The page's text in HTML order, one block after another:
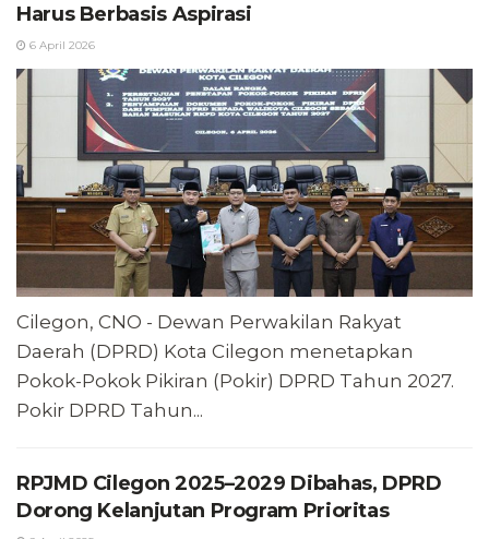
Harus Berbasis Aspirasi
6 April 2026
Cilegon, CNO - Dewan Perwakilan Rakyat
Daerah (DPRD) Kota Cilegon menetapkan
Pokok-Pokok Pikiran (Pokir) DPRD Tahun 2027.
Pokir DPRD Tahun...
RPJMD Cilegon 2025–2029 Dibahas, DPRD
Dorong Kelanjutan Program Prioritas